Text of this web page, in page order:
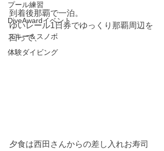
プール練習
DiveAwardイベント
スキー＆スノボ
体験ダイビング
到着後那覇で一泊。
ゆいレール1日券でゆっくり那覇周辺を
回って、
夕食は西田さんからの差し入れお寿司